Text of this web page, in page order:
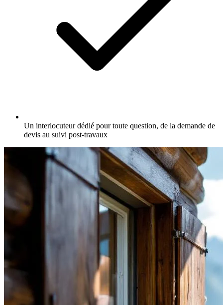
Un interlocuteur dédié pour toute question, de la demande de
devis au suivi post-travaux